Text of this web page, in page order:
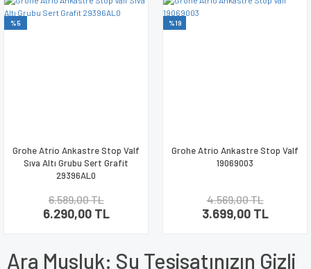
%5
Grohe Atrio Ankastre Stop Valf
Sıva Altı Grubu Sert Grafit
29396AL0
6.589,00 TL
6.290,00 TL
%19
Grohe Atrio Ankastre Stop Valf
19069003
4.569,00 TL
3.699,00 TL
Ara Musluk: Su Tesisatınızın Gizli